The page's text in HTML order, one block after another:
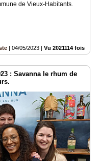
de Vieux-Habitants.
| 04/05/2023 | Vu 2021114 fois
: Savanna le rhum de